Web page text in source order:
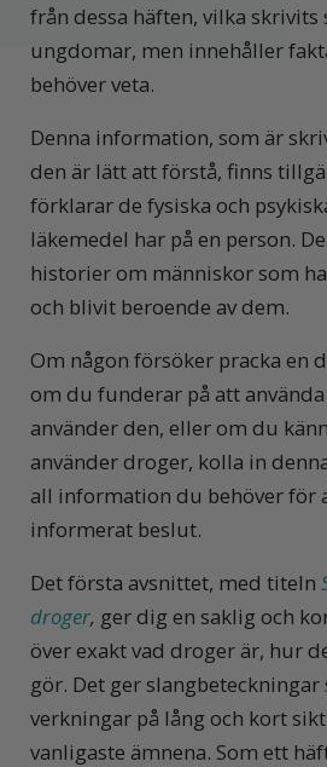
från dessa häften, vilka
ungdomar, men innehåller
behöver veta.
Denna information, som är
den är lätt att förstå, finns
förklarar de fysiska och
läkemedel har på en person.
historier om människor som
och blivit beroende av dem.
Om någon försöker pracka en
om du funderar på att
använder den, eller om du
använder droger, kolla in
all information du behöver för
informerat beslut.
Det första avsnittet, med titeln
droger, ger dig en saklig och
över exakt vad droger är, hur
gör. Det ger slangbeteckningar
verkningar på lång och kort
vanligaste ämnena. Som ett